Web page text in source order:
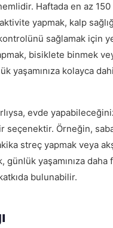
Haftada en az
yapmak, kalp
sağlamak için
bisiklete binmek
yaşamınıza kolayca
evde
seçenektir. Örneğin,
streç yapmak veya
günlük yaşamınıza daha
bulunabilir.